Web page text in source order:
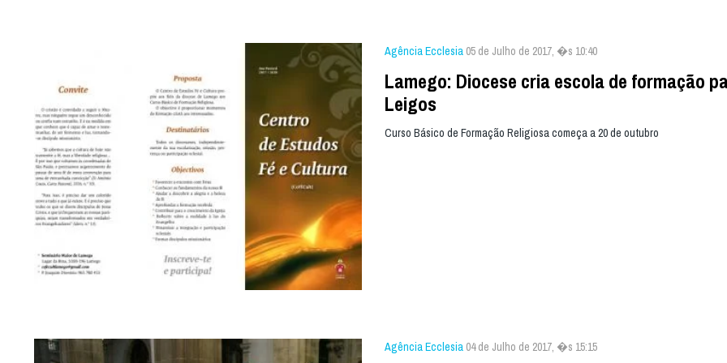
Agência Ecclesia 05 de Julho de 2017, �s 10:40
Lamego: Diocese cria escola de formação
Leigos
Curso Básico de Formação Religiosa começa a 20 de outubro
Agência Ecclesia 04 de Julho de 2017, �s 15:15